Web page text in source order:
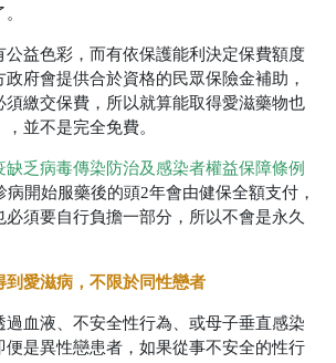
公益色彩，而有依保護能利決定保費額度
府會提供合於資格的民眾保險金補助，
須繳交保費，所以就算能取得愛滋藥物也
，並不是完全免費。
缺乏病毒傳染防治及感染者權益保障條例
病開始服藥後的頭2年會由健保全額支付，
須要自行負擔一部分，所以不會是永久
到愛滋病，不限於同性戀者
過血液、不安全性行為、或母子垂直感染
便是異性戀患者，如果從事不安全的性行